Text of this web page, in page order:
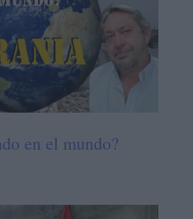
en el mundo?